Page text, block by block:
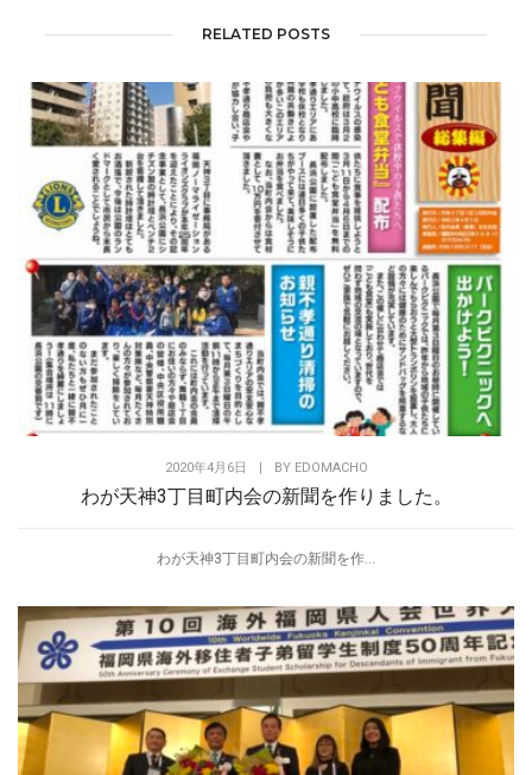
RELATED POSTS
2020年4月6日 BY EDOMACHO
わが天神3丁目町内会の新聞を作りました。
わが天神3丁目町内会の新聞を作...